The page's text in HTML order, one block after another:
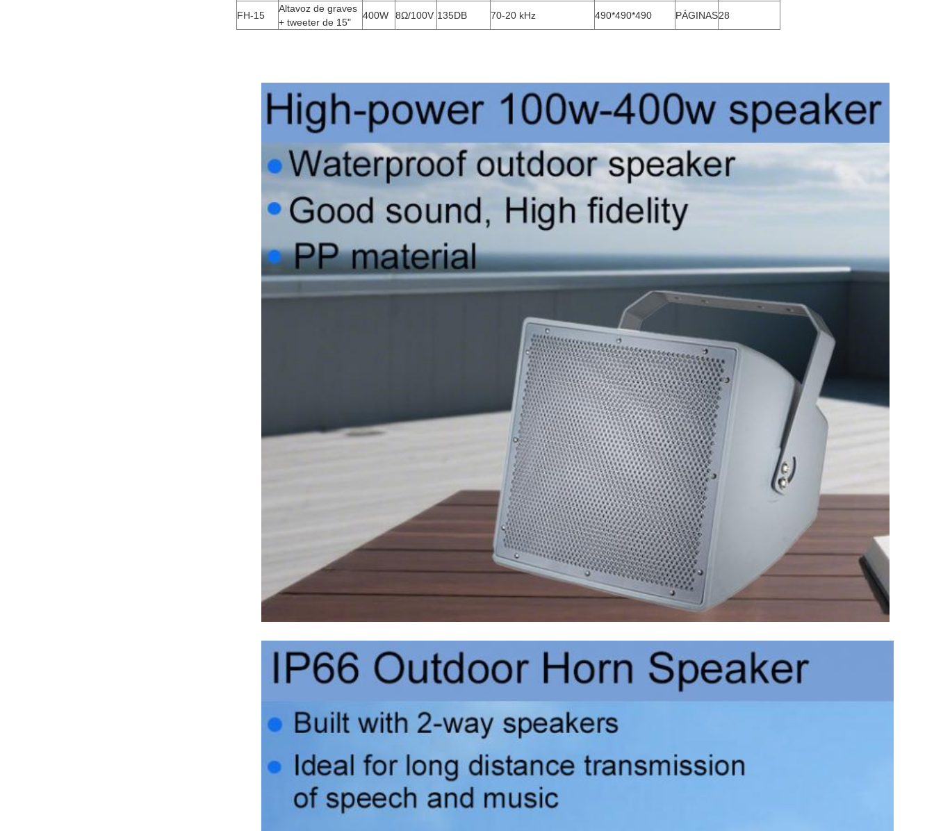
FH-15
Altavoz de graves
+ tweeter de 15"
400W 8Ω/100V 135DB 70-20 kHz 490*490*490 PÁGINAS28